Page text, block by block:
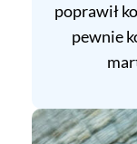
poprawił
pewnie